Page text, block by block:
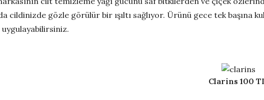
cildinizde gözle görülür bir ışıltı sağlıyor. Ürünü gece tek başına
Clarins 100